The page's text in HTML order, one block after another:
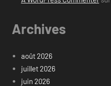
Archives
août 2026
juillet 2026
juin 2026